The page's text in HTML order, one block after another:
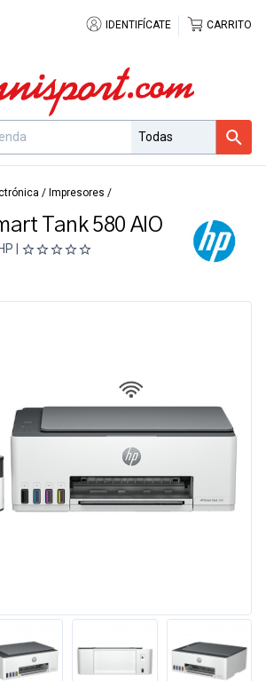
IDENTIFÍCATE CARRITO
/ Impresores /
Tank 580 AIO
|